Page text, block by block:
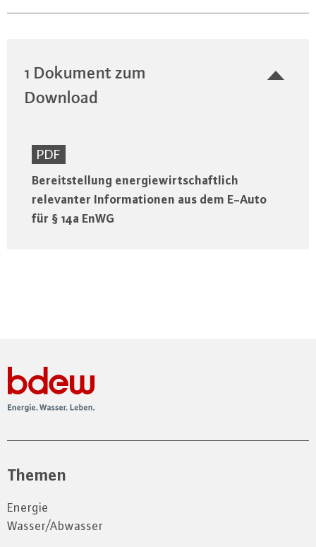
1 Dokument zum
Download
PDF
Bereitstellung energiewirtschaftlich
relevanter Informationen aus dem E-Auto
für § 14a EnWG
Themen
Energie
Wasser/Abwasser